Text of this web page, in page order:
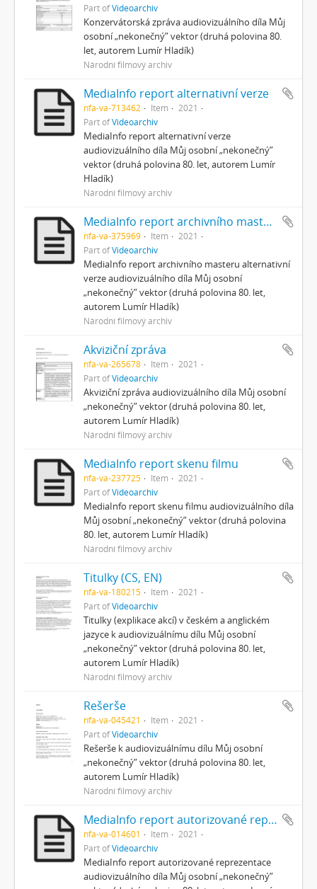
Part ofVideoarchiv
Konzervátorská zpráva audiovizuálního díla Můj
osobní „nekonečný” vektor (druhá polovina 80.
let, autorem Lumír Hladík)
Národní filmový archiv
MediaInfo report alternativní verze
nfa-va-713462 Item
2021
Part ofVideoarchiv
MediaInfo report alternativní verze
audiovizuálního díla Můj osobní „nekonečný”
vektor (druhá polovina 80. let, autorem Lumír
Hladík)
Národní filmový archiv
MediaInfo report archivního masteru alternativní verze
nfa-va-375969 Item
2021
Part ofVideoarchiv
MediaInfo report archivního masteru alternativní
verze audiovizuálního díla Můj osobní
„nekonečný” vektor (druhá polovina 80. let,
autorem Lumír Hladík)
Národní filmový archiv
Akviziční zpráva
nfa-va-265678 Item
2021
Part ofVideoarchiv
Akviziční zpráva audiovizuálního díla Můj osobní
„nekonečný” vektor (druhá polovina 80. let,
autorem Lumír Hladík)
Národní filmový archiv
MediaInfo report skenu filmu
nfa-va-237725 Item
2021
Part ofVideoarchiv
MediaInfo report skenu filmu audiovizuálního díla
Můj osobní „nekonečný” vektor (druhá polovina
80. let, autorem Lumír Hladík)
Národní filmový archiv
Titulky (CS, EN)
nfa-va-180215 Item
2021
Part ofVideoarchiv
Titulky (explikace akcí) v českém a anglickém
jazyce k audiovizuálnímu dílu Můj osobní
„nekonečný” vektor (druhá polovina 80. let,
autorem Lumír Hladík)
Národní filmový archiv
Rešerše
nfa-va-045421 Item
2021
Part ofVideoarchiv
Rešerše k audiovizuálnímu dílu Můj osobní
„nekonečný” vektor (druhá polovina 80. let,
autorem Lumír Hladík)
Národní filmový archiv
MediaInfo report autorizované reprezentace
nfa-va-014601 Item
2021
Part ofVideoarchiv
MediaInfo report autorizované reprezentace
audiovizuálního díla Můj osobní „nekonečný”